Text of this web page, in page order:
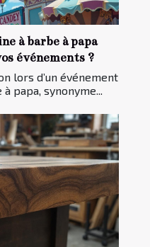
à barbe à papa
événements ?
lors d’un événement
papa, synonyme...